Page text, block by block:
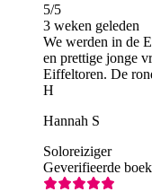
5/5
3 weken geleden
We werden in de
en prettige jonge
Eiffeltoren. De
H
Hannah S
Soloreiziger
Geverifieerde